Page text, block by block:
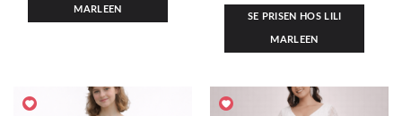
MARLEEN
SE PRISEN HOS LILI
MARLEEN